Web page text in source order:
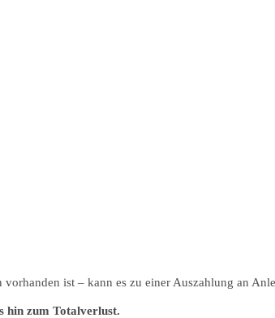
ist – kann es zu einer Auszahlung an
hin zum Totalverlust.